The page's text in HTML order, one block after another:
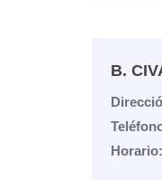
B.
Horario: